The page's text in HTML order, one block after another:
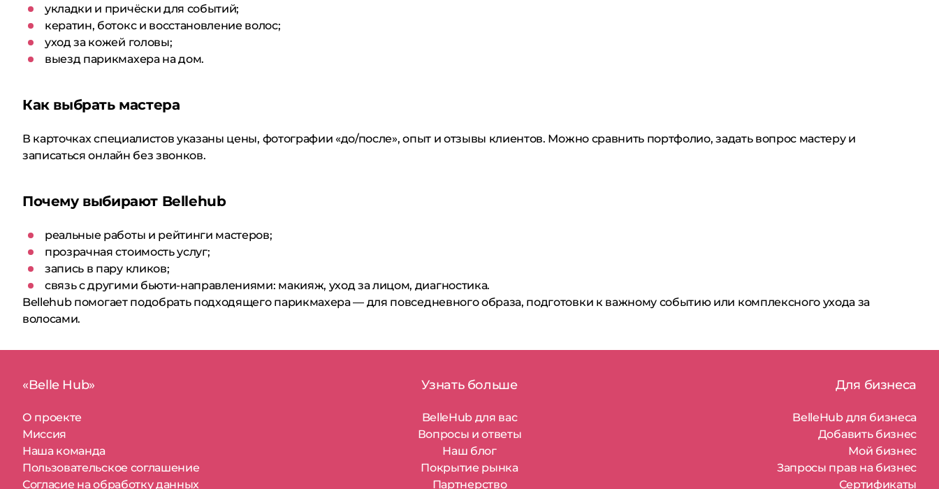
укладки и причёски для событий;
кератин, ботокс и восстановление волос;
уход за кожей головы;
выезд парикмахера на дом.
Как выбрать мастера
В карточках специалистов указаны цены, фотографии «до/после», опыт и отзывы клиентов. Можно сравнить портфолио, задать вопрос мастеру и
записаться онлайн без звонков.
Почему выбирают Bellehub
реальные работы и рейтинги мастеров;
прозрачная стоимость услуг;
запись в пару кликов;
связь с другими бьюти-направлениями: макияж, уход за лицом, диагностика.
Bellehub помогает подобрать подходящего парикмахера — для повседневного образа, подготовки к важному событию или комплексного ухода за
волосами.
«Belle Hub»
О проекте
Миссия
Наша команда
Пользовательское соглашение
Согласие на обработку данных
Узнать больше
BelleHub для вас
Вопросы и ответы
Наш блог
Покрытие рынка
Партнерство
Для бизнеса
BelleHub для бизнеса
Добавить бизнес
Мой бизнес
Запросы прав на бизнес
Сертификаты